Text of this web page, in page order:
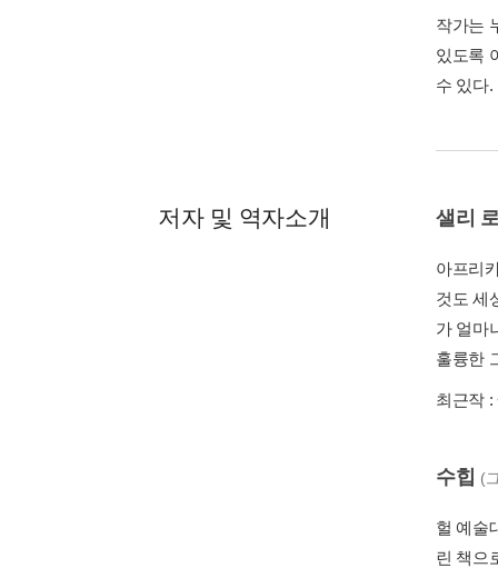
작가는
있도록
수 있다.
저자 및 역자소개 샐리
아프리
것도 세
가 얼마
훌륭한
최근작 :
수힙 (
헐 예술
린 책으